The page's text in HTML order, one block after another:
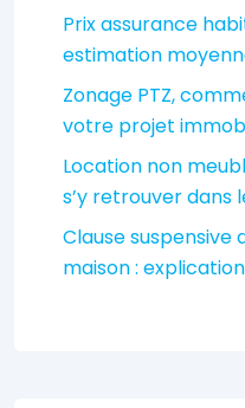
Prix assurance
estimation
Zonage PTZ,
votre projet
Location non
s’y retrouver dans
Clause suspensive
maison :